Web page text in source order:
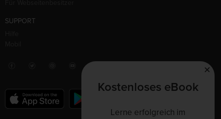
SUPPORT
Kostenloses eBook
Lerne erfolgreich im